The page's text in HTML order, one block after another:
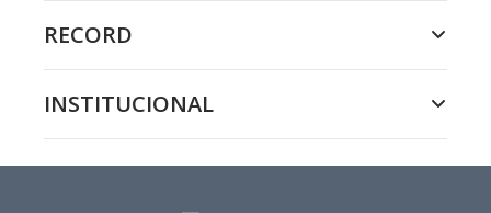
RECORD
INSTITUCIONAL